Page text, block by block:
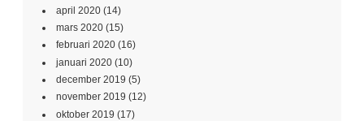
april 2020 (14)
mars 2020 (15)
februari 2020 (16)
januari 2020 (10)
december 2019 (5)
november 2019 (12)
oktober 2019 (17)